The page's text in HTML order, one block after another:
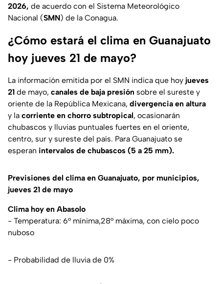
2026, de acuerdo con el Sistema Meteorológico
Nacional (SMN) de la Conagua.
¿Cómo estará el clima en Guanajuato
hoy jueves 21 de mayo?
La información emitida por el SMN indica que hoy jueves
21 de mayo, canales de baja presión sobre el sureste y
oriente de la República Mexicana, divergencia en altura
y la corriente en chorro subtropical, ocasionarán
chubascos y lluvias puntuales fuertes en el oriente,
centro, sur y sureste del país. Para Guanajuato se
esperan intervalos de chubascos (5 a 25 mm).
Previsiones del clima en Guanajuato, por municipios,
jueves 21 de mayo
Clima hoy en Abasolo
- Temperatura: 6° mínima,28° máxima, con cielo poco
nuboso
- Probabilidad de lluvia de 0%